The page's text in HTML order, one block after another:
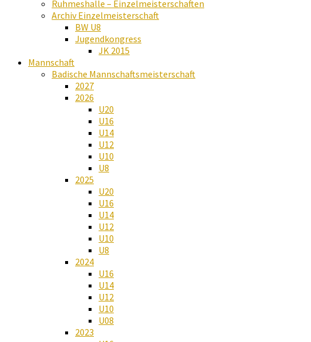
Ruhmeshalle – Einzelmeisterschaften
Archiv Einzelmeisterschaft
BW U8
Jugendkongress
JK 2015
Mannschaft
Badische Mannschaftsmeisterschaft
2027
2026
U20
U16
U14
U12
U10
U8
2025
U20
U16
U14
U12
U10
U8
2024
U16
U14
U12
U10
U08
2023